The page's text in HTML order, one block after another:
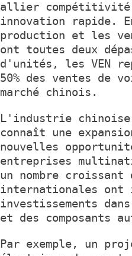
allier compétitivité
innovation rapide.
production et les
ont toutes deux
d'unités, les VEN
50% des ventes de
marché chinois.
L'industrie chinoise
connaît une
nouvelles
entreprises
un nombre
internationales
investissements
et des composants
Par exemple, un